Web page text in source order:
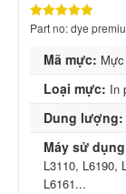
Part no: dye
Mã mực:
Loại mực: In
Dung lượng:
Máy sử
L3110, L6190,
L6161...